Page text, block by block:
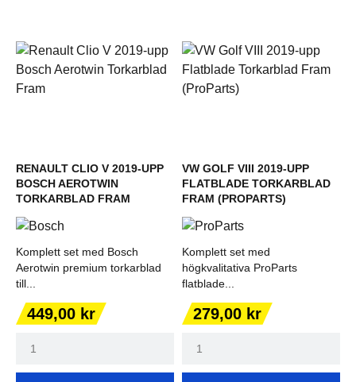
RENAULT CLIO V 2019-UPP
BOSCH AEROTWIN
TORKARBLAD FRAM
Komplett set med Bosch
Aerotwin premium torkarblad
till...
Pris
449,00 kr
VW GOLF VIII 2019-UPP
FLATBLADE TORKARBLAD
FRAM (PROPARTS)
Komplett set med
högkvalitativa ProParts
flatblade...
Pris
279,00 kr